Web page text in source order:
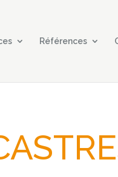
Références